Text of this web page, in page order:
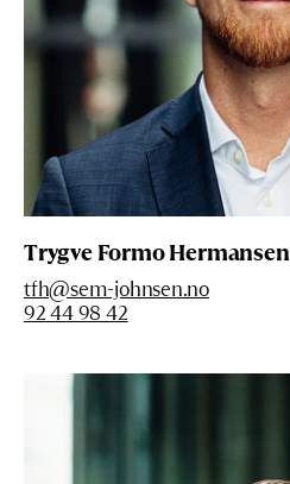
Trygve Formo Hermansen
tfh@sem-johnsen.no
92 44 98 42